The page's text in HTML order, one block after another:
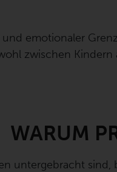
und emotionaler
zwischen
WARUM
untergebracht